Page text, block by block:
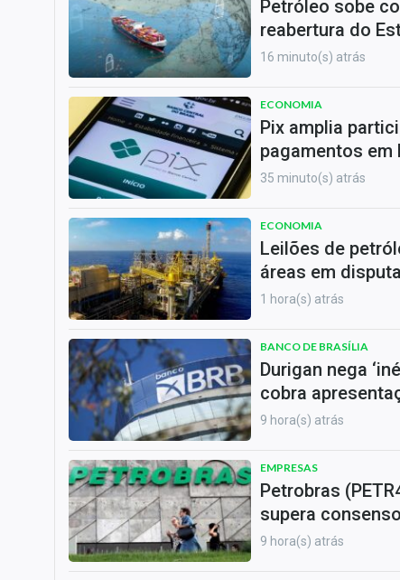
Petróleo sobe
reabertura do
16 minuto(s) atrás
ECONOMIA
Pix amplia
pagamentos em
35 minuto(s) atrás
ECONOMIA
Leilões de
áreas em disputa
1 hora(s) atrás
BANCO DE BRASÍLIA
Durigan nega
cobra
9 hora(s) atrás
EMPRESAS
Petrobras
supera consenso
9 hora(s) atrás